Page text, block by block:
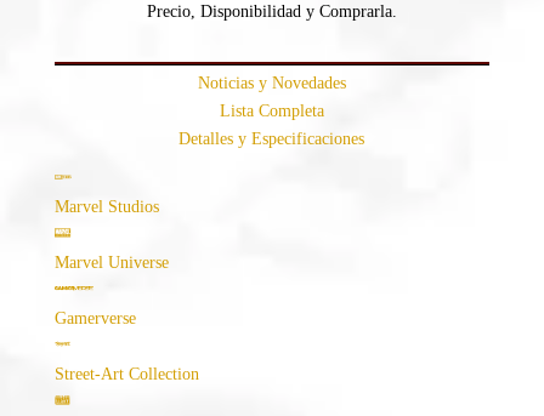
Precio, Disponibilidad y Comprarla.
Noticias y Novedades
Lista Completa
Detalles y Especificaciones
Marvel Studios
Marvel Universe
Gamerverse
Street-Art Collection